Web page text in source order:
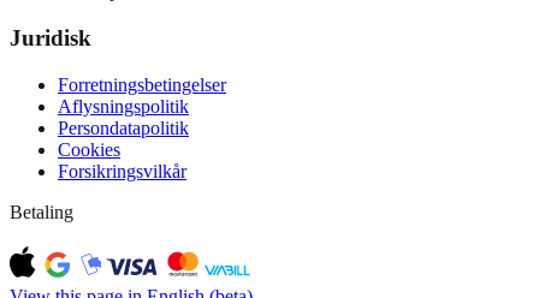
Juridisk
Forretningsbetingelser
Aflysningspolitik
Persondatapolitik
Cookies
Forsikringsvilkår
Betaling